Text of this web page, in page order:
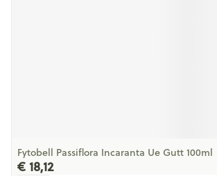
Fytobell Passiflora Incaranta Ue Gutt 100ml
€ 18,12